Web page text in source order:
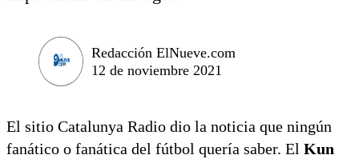
Redacción ElNueve.com
12 de noviembre 2021
El sitio Catalunya Radio dio la noticia que ningún
fanático o fanática del fútbol quería saber. El Kun